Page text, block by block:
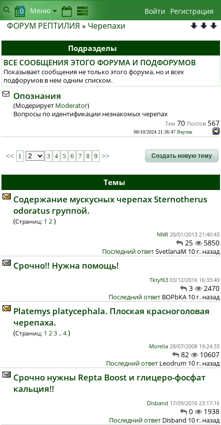
ФОРУМ РЕПТИЛИЯ » Черепахи
Подразделы
ВСЕ СООБЩЕНИЯ ЭТОГО ФОРУМА И ПОДФОРУМОВ
Показывает сообщения не только этого форума, но и всех
подфорумов в нем одним списком.
Опознания
(Модерирует Moderator)
Вопросы по идентификации незнакомых черепах
Тем 70 Постов 567
08/10/2024 21:36:47 Верчик
<< 1 3 4 5 6 7 8 9 >> Создать новую тему
Темы
Содержание мускусных черепах Sternotherus
odoratus группой.
(Страниц: 1 2 )
NNR 20/01/2013 21:40:43
25 5850
Последний ответSvetlanaM 10 г. назад
Срочно!! Нужна помощь!
Tktyf63 03/12/2016 16:33:49
3 2470
Последний ответ BOPbKA 10 г. назад
Platemys platycephala. Плоская красноголовая
черепаха.
(Страниц: 1 2 3 .. 4 )
Morelia 28/07/2008 19:24:33
82 10607
Последний ответ Leodrum 10 г. назад
Срочно нужны Repta Boost и глицеро-фосфат
кальция!!
Disband 17/09/2016 23:17:16
0 1938
Последний ответ Disband 10 г. назад
0 Меню Войти Регистрация